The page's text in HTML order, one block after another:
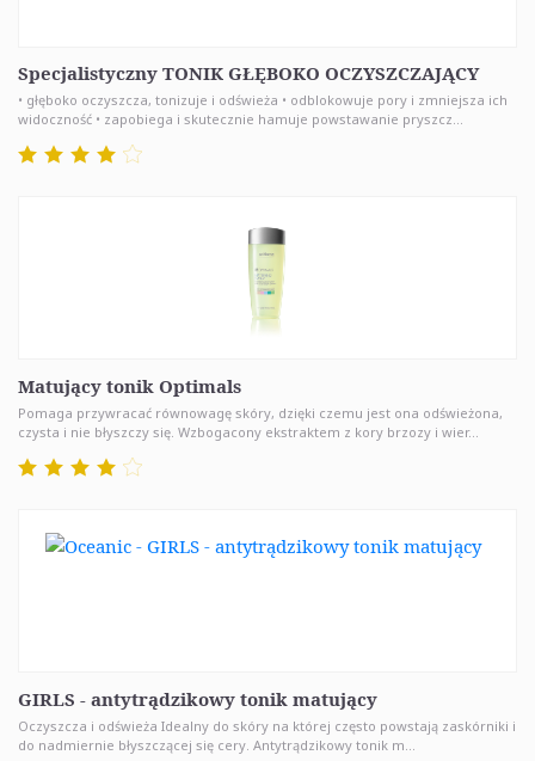
Specjalistyczny TONIK GŁĘBOKO OCZYSZCZAJĄCY
• głęboko oczyszcza, tonizuje i odświeża • odblokowuje pory i zmniejsza ich
widoczność • zapobiega i skutecznie hamuje powstawanie pryszcz...
Matujący tonik Optimals
Pomaga przywracać równowagę skóry, dzięki czemu jest ona odświeżona,
czysta i nie błyszczy się. Wzbogacony ekstraktem z kory brzozy i wier...
GIRLS - antytrądzikowy tonik matujący
Oczyszcza i odświeża Idealny do skóry na której często powstają zaskórniki i
do nadmiernie błyszczącej się cery. Antytrądzikowy tonik m...